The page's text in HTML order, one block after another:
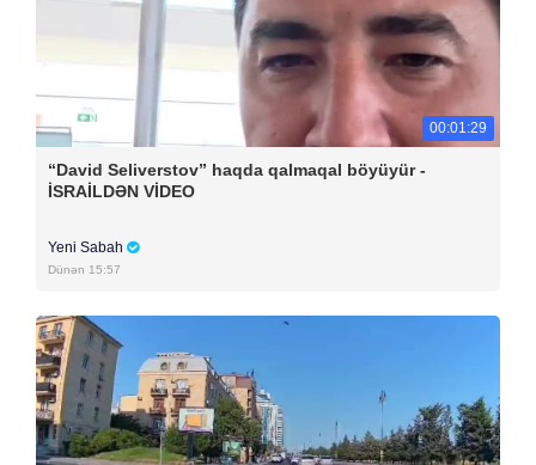
00:01:29
“David Seliverstov” haqda qalmaqal böyüyür -
İSRAİLDƏN VİDEO
Yeni Sabah
Dünən 15:57